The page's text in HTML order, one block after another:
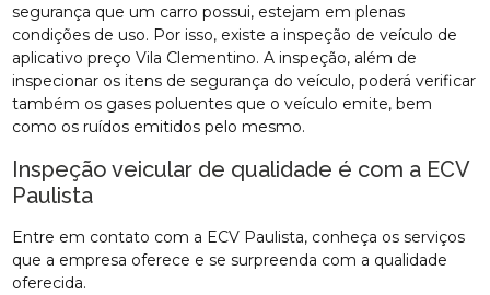
segurança que um carro possui, estejam em plenas
condições de uso. Por isso, existe a inspeção de veículo de
aplicativo preço Vila Clementino. A inspeção, além de
inspecionar os itens de segurança do veículo, poderá verificar
também os gases poluentes que o veículo emite, bem
como os ruídos emitidos pelo mesmo.
Inspeção veicular de qualidade é com a ECV
Paulista
Entre em contato com a ECV Paulista, conheça os serviços
que a empresa oferece e se surpreenda com a qualidade
oferecida.